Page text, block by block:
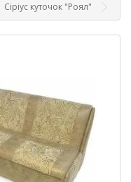
Сіріус куточок "Роял"